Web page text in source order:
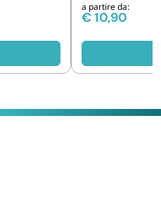
a partire da:
€10,90